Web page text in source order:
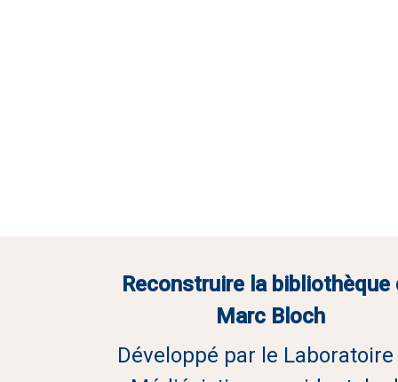
Reconstruire la bibliothèque
Marc Bloch
Développé par le